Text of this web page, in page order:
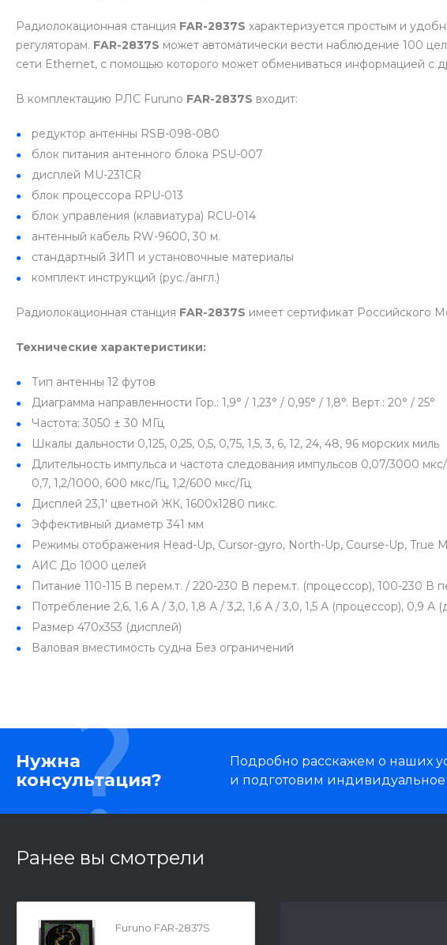
Радиолокационная станция FAR-2837S характеризуется простым и
регуляторам. FAR-2837S может автоматически вести наблюдение 100
сети Ethernet, с помощью которого может обмениваться информацией с
В комплектацию РЛС Furuno FAR-2837S входит:
редуктор антенны RSB-098-080
блок питания антенного блока PSU-007
дисплей MU-231CR
блок процессора RPU-013
блок управления (клавиатура) RCU-014
антенный кабель RW-9600, 30 м.
стандартный ЗИП и установочные материалы
комплект инструкций (рус./англ.)
Радиолокационная станция FAR-2837S имеет сертификат Российского
Технические характеристики:
Тип антенны 12 футов
Диаграмма направленности Гор.: 1,9° / 1,23° / 0,95° / 1,8°. Верт.: 20° / 25°
Частота: 3050 ± 30 МГц
Шкалы дальности 0,125, 0,25, 0,5, 0,75, 1,5, 3, 6, 12, 24, 48, 96 морских миль
Длительность импульса и частота следования импульсов 0,07/3000 мкс/
0,7, 1,2/1000, 600 мкс/Гц, 1,2/600 мкс/Гц
Дисплей 23,1' цветной ЖК, 1600х1280 пикс.
Эффективный диаметр 341 мм
Режимы отображения Head-Up, Cursor-gyro, North-Up, Course-Up, True
АИС До 1000 целей
Питание 110-115 В перем.т. / 220-230 В перем.т. (процессор), 100-230
Потребление 2,6, 1,6 А / 3,0, 1,8 А / 3,2, 1,6 А / 3,0, 1,5 А (процессор), 0,9 А
Размер 470х353 (дисплей)
Валовая вместимость судна Без ограничений
Нужна
консультация?
Подробно расскажем о наших
и подготовим
Ранее вы смотрели
Furuno FAR-2837S